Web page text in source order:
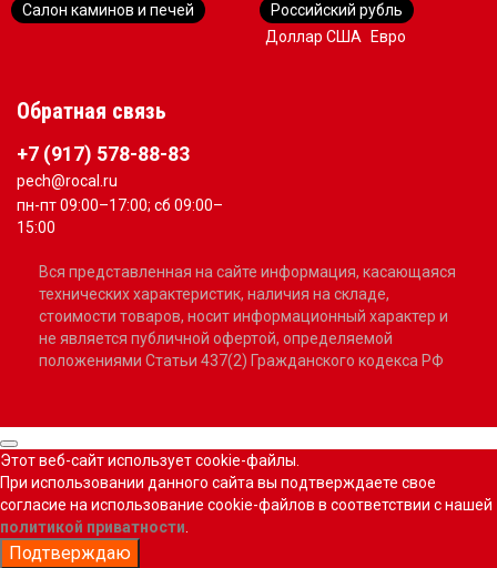
Салон каминов и печей
Российский рубль
Доллар США
Евро
Обратная связь
+7 (917) 578-88-83
pech@rocal.ru
пн-пт 09:00–17:00; сб 09:00–
15:00
Вся представленная на сайте информация, касающаяся
технических характеристик, наличия на складе,
стоимости товаров, носит информационный характер и
не является публичной офертой, определяемой
положениями Статьи 437(2) Гражданского кодекса РФ
Этот веб-сайт использует cookie-файлы.
При использовании данного сайта вы подтверждаете свое
согласие на использование cookie-файлов в соответствии с нашей
политикой приватности
Подтверждаю